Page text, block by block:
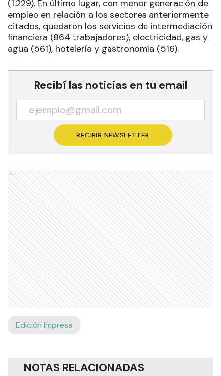
(1.229). En último lugar, con menor generación de
empleo en relación a los sectores anteriormente
citados, quedaron los servicios de intermediación
financiera (864 trabajadores), electricidad, gas y
agua (561), hotelería y gastronomía (516).
Recibí las noticias en tu email
RECIBIR NEWSLETTER
Ads
Edición Impresa
NOTAS RELACIONADAS